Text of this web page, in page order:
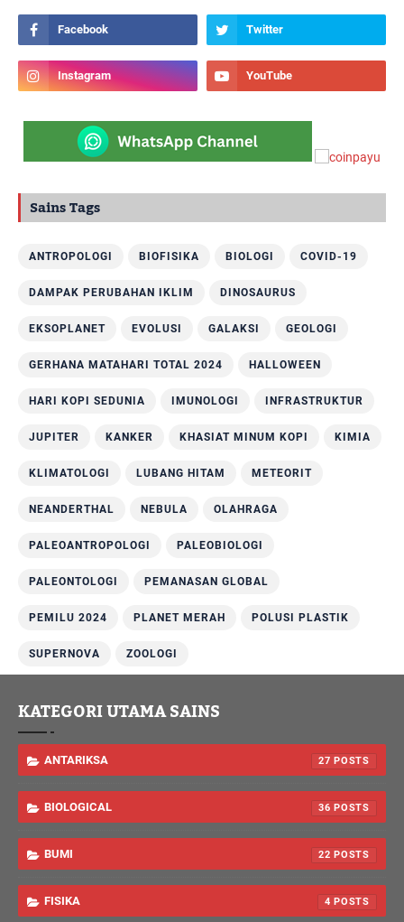
Sains Tags
ANTROPOLOGI BIOFISIKA BIOLOGI COVID-19
DAMPAK PERUBAHAN IKLIM DINOSAURUS
EKSOPLANET EVOLUSI GALAKSI GEOLOGI
GERHANA MATAHARI TOTAL 2024 HALLOWEEN
HARI KOPI SEDUNIA IMUNOLOGI INFRASTRUKTUR
JUPITER KANKER KHASIAT MINUM KOPI KIMIA
KLIMATOLOGI LUBANG HITAM METEORIT
NEANDERTHAL NEBULA OLAHRAGA
PALEOANTROPOLOGI PALEOBIOLOGI
PALEONTOLOGI PEMANASAN GLOBAL
PEMILU 2024 PLANET MERAH POLUSI PLASTIK
SUPERNOVA ZOOLOGI
KATEGORI UTAMA SAINS
ANTARIKSA 27
BIOLOGICAL 36
BUMI 22
FISIKA 4